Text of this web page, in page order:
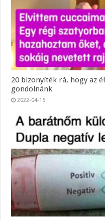
20 bizonyíték rá, hogy az
gondolnánk
2022-04-15